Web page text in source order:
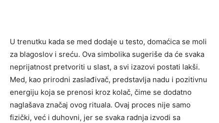
U trenutku kada se med dodaje u testo, domaćica se moli
za blagoslov i sreću. Ova simbolika sugeriše da će svaka
neprijatnost pretvoriti u slast, a svi izazovi postati lakši.
Med, kao prirodni zaslađivač, predstavlja nadu i pozitivnu
energiju koja se prenosi kroz kolač, čime se dodatno
naglašava značaj ovog rituala. Ovaj proces nije samo
fizički, već i duhovni, jer se svaka radnja izvodi sa